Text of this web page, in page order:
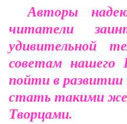
Авторы
читатели
удивительной
советам нашего
пойти в
стать такими
Творцами.